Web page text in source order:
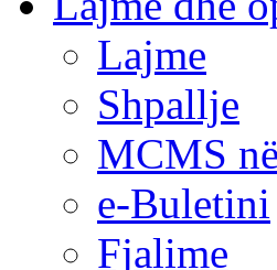
Lajme
Shpallje
MCMS
e-Buletini
Fjalime